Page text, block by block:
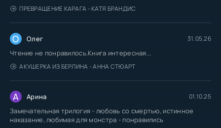
ПРЕВРАЩЕНИЕ КАРАГА - КАТЯ БРАНДИС
О Олег 31.05.26
Чтение не понравилось.Книга интересная...
АКУШЕРКА ИЗ БЕРЛИНА - АННА СТЮАРТ
А Арина 01.10.25
Замечательная трилогия - любовь со смертью, истинное
наказание, любимая для монстра - понравились